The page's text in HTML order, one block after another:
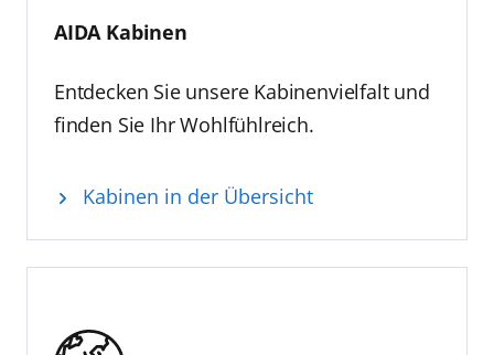
AIDA Kabinen
Entdecken Sie unsere Kabinenvielfalt und
finden Sie Ihr Wohlfühlreich.
Kabinen in der Übersicht